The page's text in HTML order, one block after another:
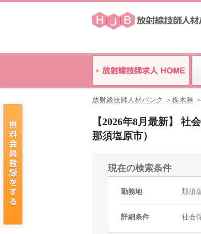
放射線技師人材バンク 栃木県
【2026年8月最新】
那須塩原市）
現在の検索条件
勤務地 那須
詳細条件 社会